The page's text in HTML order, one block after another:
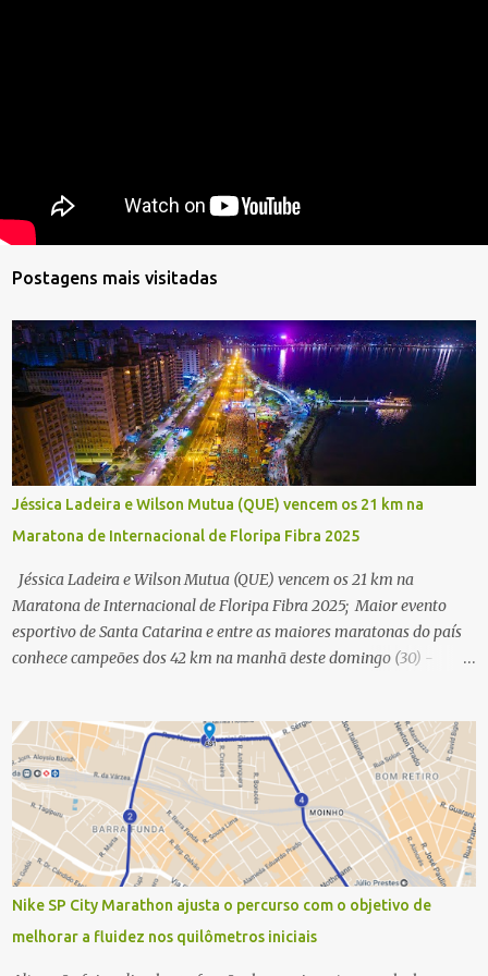
Postagens mais visitadas
Jéssica Ladeira e Wilson Mutua (QUE) vencem os 21 km na
Maratona de Internacional de Floripa Fibra 2025
Jéssica Ladeira e Wilson Mutua (QUE) vencem os 21 km na
Maratona de Internacional de Floripa Fibra 2025; Maior evento
esportivo de Santa Catarina e entre as maiores maratonas do país
conhece campeões dos 42 km na manhã deste domingo (30) -
Floripa Fibra 2025. Na manhã deste sábado (30) foram conhecidos
os campeões dos 21 km do maior evento esportivo de Santa
Catarina. A mineira Jessica Ladeira e o queniano Wilson Mutua
foram os vencedores da meia maratona, ambos com a quebra de
recorde da prova. Neste domingo (31) será a vez da prova principal,
os 42,195 km da maratona, além da corrida de 5 KM. As largadas,
na Avenida Beira-Mar Norte, em Florianópolis, na altura do
Trapiche, começam às 5h10. Entre as maiores maratonas
brasileiras deste ano, a Maratona Internacional de Floripa Fibra
2025 reúne um total de 19.230 atletas. Além da meia marat...
Nike SP City Marathon ajusta o percurso com o objetivo de
melhorar a fluidez nos quilômetros iniciais